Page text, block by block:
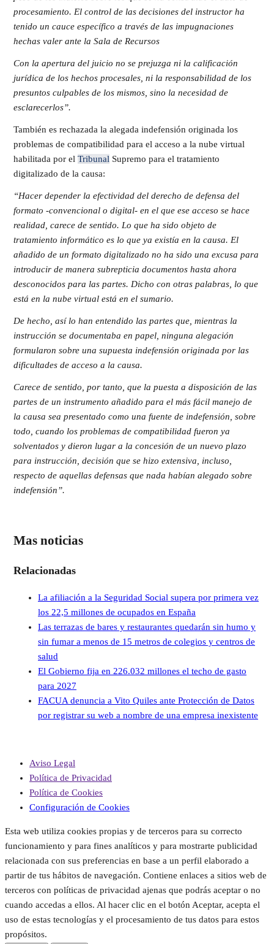
procesamiento. El control de las decisiones del instructor ha
tenido un cauce específico a través de las impugnaciones
hechas valer ante la Sala de Recursos
Con la apertura del juicio no se prejuzga ni la calificación
jurídica de los hechos procesales, ni la responsabilidad de los
presuntos culpables de los mismos, sino la necesidad de
esclarecerlos”.
También es rechazada la alegada indefensión originada los
problemas de compatibilidad para el acceso a la nube virtual
habilitada por el Tribunal Supremo para el tratamiento
digitalizado de la causa:
“Hacer depender la efectividad del derecho de defensa del
formato -convencional o digital- en el que ese acceso se hace
realidad, carece de sentido. Lo que ha sido objeto de
tratamiento informático es lo que ya existía en la causa. El
añadido de un formato digitalizado no ha sido una excusa para
introducir de manera subrepticia documentos hasta ahora
desconocidos para las partes. Dicho con otras palabras, lo que
está en la nube virtual está en el sumario.
De hecho, así lo han entendido las partes que, mientras la
instrucción se documentaba en papel, ninguna alegación
formularon sobre una supuesta indefensión originada por las
dificultades de acceso a la causa.
Carece de sentido, por tanto, que la puesta a disposición de las
partes de un instrumento añadido para el más fácil manejo de
la causa sea presentado como una fuente de indefensión, sobre
todo, cuando los problemas de compatibilidad fueron ya
solventados y dieron lugar a la concesión de un nuevo plazo
para instrucción, decisión que se hizo extensiva, incluso,
respecto de aquellas defensas que nada habían alegado sobre
indefensión”.
Mas noticias
Relacionadas
La afiliación a la Seguridad Social supera por primera vez
los 22,5 millones de ocupados en España
Las terrazas de bares y restaurantes quedarán sin humo y
sin fumar a menos de 15 metros de colegios y centros de
salud
El Gobierno fija en 226.032 millones el techo de gasto
para 2027
FACUA denuncia a Vito Quiles ante Protección de Datos
por registrar su web a nombre de una empresa inexistente
Aviso Legal
Política de Privacidad
Política de Cookies
Configuración de Cookies
Esta web utiliza cookies propias y de terceros para su correcto
funcionamiento y para fines analíticos y para mostrarte publicidad
relacionada con sus preferencias en base a un perfil elaborado a
partir de tus hábitos de navegación. Contiene enlaces a sitios web de
terceros con políticas de privacidad ajenas que podrás aceptar o no
cuando accedas a ellos. Al hacer clic en el botón Aceptar, acepta el
uso de estas tecnologías y el procesamiento de tus datos para estos
propósitos.